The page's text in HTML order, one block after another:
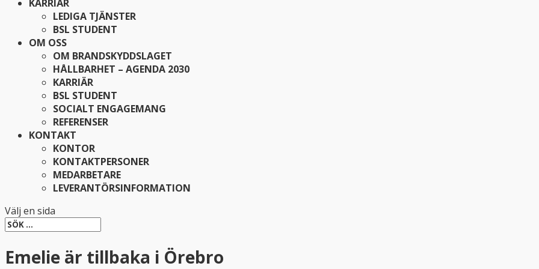
KARRIÄR
LEDIGA TJÄNSTER
BSL STUDENT
OM OSS
OM BRANDSKYDDSLAGET
HÅLLBARHET – AGENDA 2030
KARRIÄR
BSL STUDENT
SOCIALT ENGAGEMANG
REFERENSER
KONTAKT
KONTOR
KONTAKTPERSONER
MEDARBETARE
LEVERANTÖRSINFORMATION
Välj en sida
Emelie är tillbaka i Örebro